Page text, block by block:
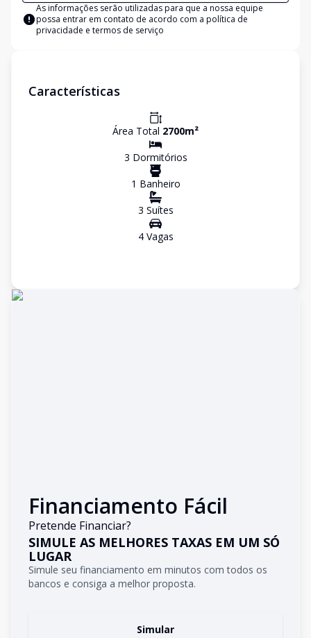
As informações serão utilizadas para que a nossa equipe
possa entrar em contato de acordo com a política de
privacidade e termos de serviço
Características
Área Total 2700m²
3 Dormitórios
1 Banheiro
3 Suítes
4Vagas
Financiamento Fácil
Pretende Financiar?
SIMULE AS MELHORES TAXAS EM UM SÓ
LUGAR
Simule seu financiamento em minutos com todos os
bancos e consiga a melhor proposta.
Simular